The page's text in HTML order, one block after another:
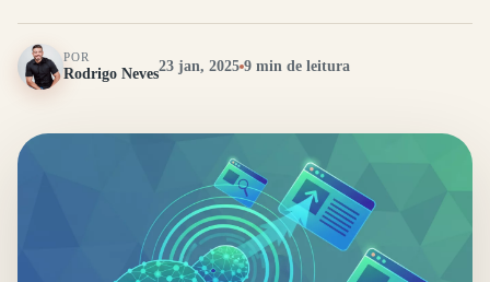
POR
Rodrigo Neves23 jan, 2025 9 min de leitura